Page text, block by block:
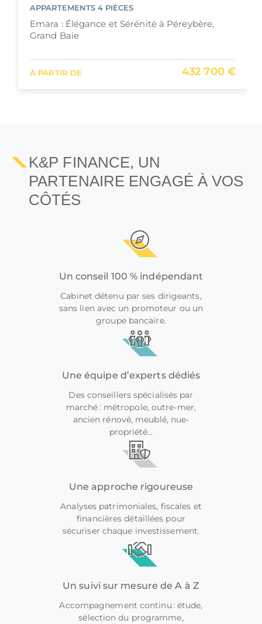
APPARTEMENTS 4 PIÈCES
Emara : Élégance et Sérénité à Péreybère,
Grand Baie
À PARTIR DE 432 700 €
K&P FINANCE, UN
PARTENAIRE ENGAGÉ À VOS
CÔTÉS
Un conseil 100 % indépendant
Cabinet détenu par ses dirigeants,
sans lien avec un promoteur ou un
groupe bancaire.
Une équipe d’experts dédiés
Des conseillers spécialisés par
marché : métropole, outre-mer,
ancien rénové, meublé, nue-
propriété…
Une approche rigoureuse
Analyses patrimoniales, fiscales et
financières détaillées pour
sécuriser chaque investissement.
Un suivi sur mesure de A à Z
Accompagnement continu : étude,
sélection du programme,